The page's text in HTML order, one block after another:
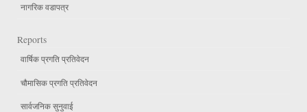
नागरिक वडापत्र
Reports
वार्षिक प्रगति प्रतिवेदन
चौमासिक प्रगति प्रतिवेदन
सार्वजनिक सुनुवाई